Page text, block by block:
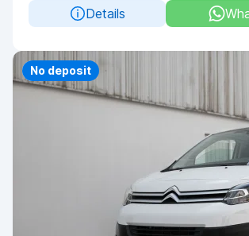
Details
Priority
No deposit